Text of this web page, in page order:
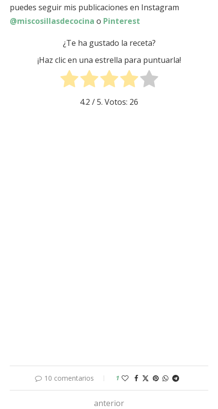
puedes seguir mis publicaciones en Instagram
@miscosillasdecocina o Pinterest
¿Te ha gustado la receta?
¡Haz clic en una estrella para puntuarla!
4.2 / 5. Votos: 26
10 comentarios 1
anterior